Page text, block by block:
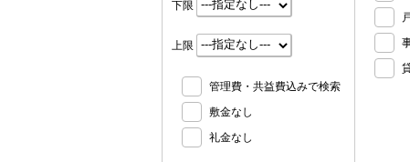
下限
上限
管理費・共益費込みで検索
敷金なし
礼金なし